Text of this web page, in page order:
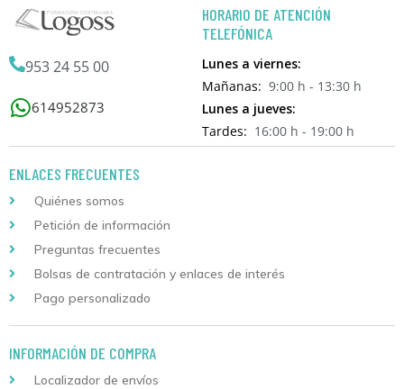
953 24 55 00
614952873
HORARIO DE ATENCIÓN
TELEFÓNICA
Lunes a viernes:
Mañanas: 9:00 h - 13:30 h
Lunes a jueves:
Tardes: 16:00 h - 19:00 h
ENLACES FRECUENTES
Quiénes somos
Petición de información
Preguntas frecuentes
Bolsas de contratación y enlaces de interés
Pago personalizado
INFORMACIÓN DE COMPRA
Localizador de envíos